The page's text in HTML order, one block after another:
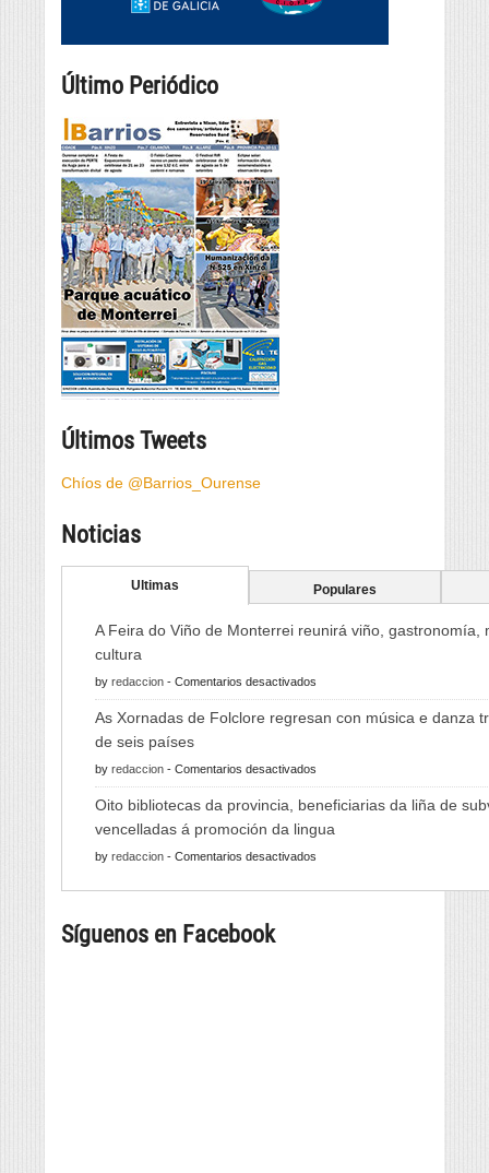
Último Periódico
Últimos Tweets
Chíos de @Barrios_Ourense
Noticias
Ultimas Populares
A Feira do Viño de Monterrei reunirá viño, gastronomía,
cultura
by redaccion - Comentarios desactivados
A
de
Monterrei
As Xornadas de Folclore regresan con música e danza
de seis países
by redaccion - Comentarios desactivados
As
de
regresan
Oito bibliotecas da provincia, beneficiarias da liña de
vencelladas á promoción da lingua
by redaccion - Comentarios desactivados
Síguenos en Facebook